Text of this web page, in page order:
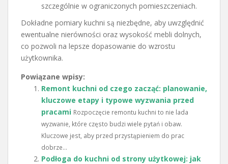
szczególnie w ograniczonych pomieszczeniach.
Dokładne pomiary kuchni są niezbędne, aby uwzględnić
ewentualne nierówności oraz wysokość mebli dolnych,
co pozwoli na lepsze dopasowanie do wzrostu
użytkownika.
Powiązane wpisy:
Remont kuchni od czego zacząć: planowanie,
kluczowe etapy i typowe wyzwania przed
pracami Rozpoczęcie remontu kuchni to nie lada
wyzwanie, które często budzi wiele pytań i obaw.
Kluczowe jest, aby przed przystąpieniem do prac
dobrze...
Podłoga do kuchni od strony użytkowej: jak